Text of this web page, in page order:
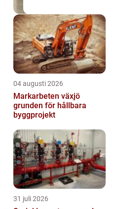
04 augusti 2026
Markarbeten växjö
grunden för hållbara
byggprojekt
31 juli 2026